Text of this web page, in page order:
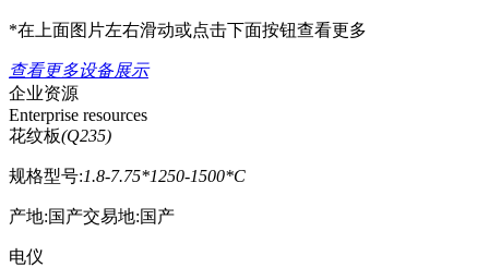
*在上面图片左右滑动或点击下面按钮查看更多
查看更多设备展示
企业资源
Enterprise resources
花纹板(Q235)
规格型号:1.8-7.75*1250-1500*C
产地:国产交易地:国产
电仪